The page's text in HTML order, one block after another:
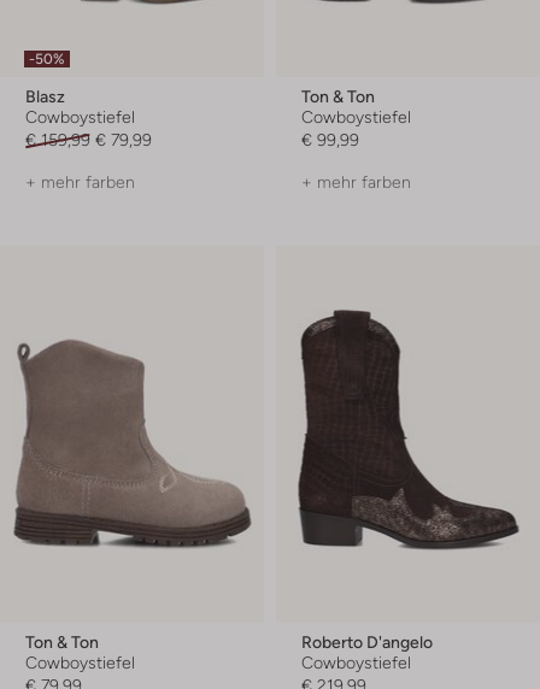
-50%
Blasz
Cowboystiefel
€ 159,99 € 79,99
+ mehr farben
Ton & Ton
Cowboystiefel
€ 99,99
+ mehr farben
Ton & Ton
Cowboystiefel
Roberto D'angelo
Cowboystiefel